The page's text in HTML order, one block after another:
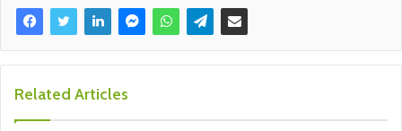
Related Articles